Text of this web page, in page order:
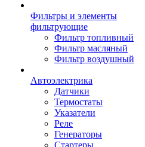
Фильтры и элементы
фильтрующие
Фильтр топливный
Фильтр масляный
Фильтр воздушный
Автоэлектрика
Датчики
Термостаты
Указатели
Реле
Генераторы
Стартеры